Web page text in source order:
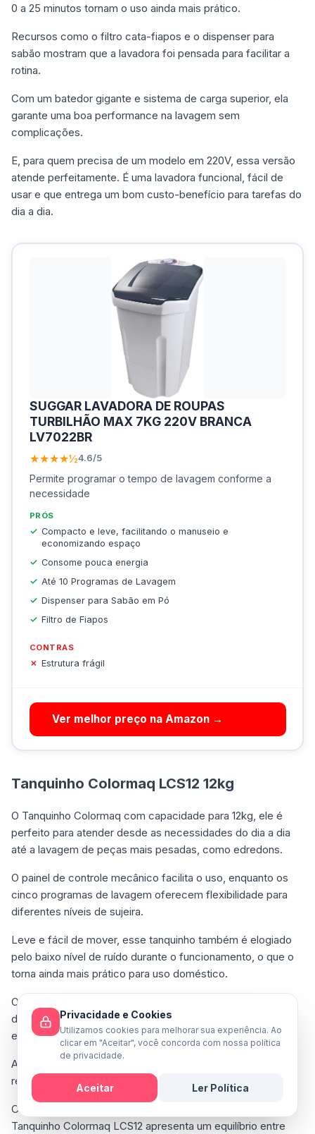
0 a 25 minutos tornam o uso ainda mais prático.
Recursos como o filtro cata-fiapos e o dispenser para
sabão mostram que a lavadora foi pensada para facilitar a
rotina.
Com um batedor gigante e sistema de carga superior, ela
garante uma boa performance na lavagem sem
complicações.
E, para quem precisa de um modelo em 220V, essa versão
atende perfeitamente. É uma lavadora funcional, fácil de
usar e que entrega um bom custo-benefício para tarefas do
dia a dia.
SUGGAR LAVADORA DE ROUPAS
TURBILHÃO MAX 7KG 220V BRANCA
LV7022BR
★★★★½4.6/5
Permite programar o tempo de lavagem conforme a
necessidade
PRÓS
Compacto e leve, facilitando o manuseio e
economizando espaço
Consome pouca energia
Até 10 Programas de Lavagem
Dispenser para Sabão em Pó
Filtro de Fiapos
CONTRAS
Estrutura frágil
Ver melhor preço na Amazon →
Tanquinho Colormaq LCS12 12kg
O Tanquinho Colormaq com capacidade para 12kg, ele é
perfeito para atender desde as necessidades do dia a dia
até a lavagem de peças mais pesadas, como edredons.
O painel de controle mecânico facilita o uso, enquanto os
cinco programas de lavagem oferecem flexibilidade para
diferentes níveis de sujeira.
Leve e fácil de mover, esse tanquinho também é elogiado
pelo baixo nível de ruído durante o funcionamento, o que o
torna ainda mais prático para uso doméstico.
Outro ponto positivo é sua eficiência: muitos usuários
destacam a qualidade da lavagem, superando as
expectativas ao limpar as roupas com precisão.
Além disso, o design simples e os materiais de qualidade
reforçam a confiabilidade do produto.
Com uma marca reconhecida no mercado brasileiro, o
Tanquinho Colormaq LCS12 apresenta um equilíbrio entre
Privacidade e Cookies
Utilizamos cookies para melhorar sua experiência. Ao
clicar em "Aceitar", você concorda com nossa política
de privacidade.
Aceitar
Ler Política